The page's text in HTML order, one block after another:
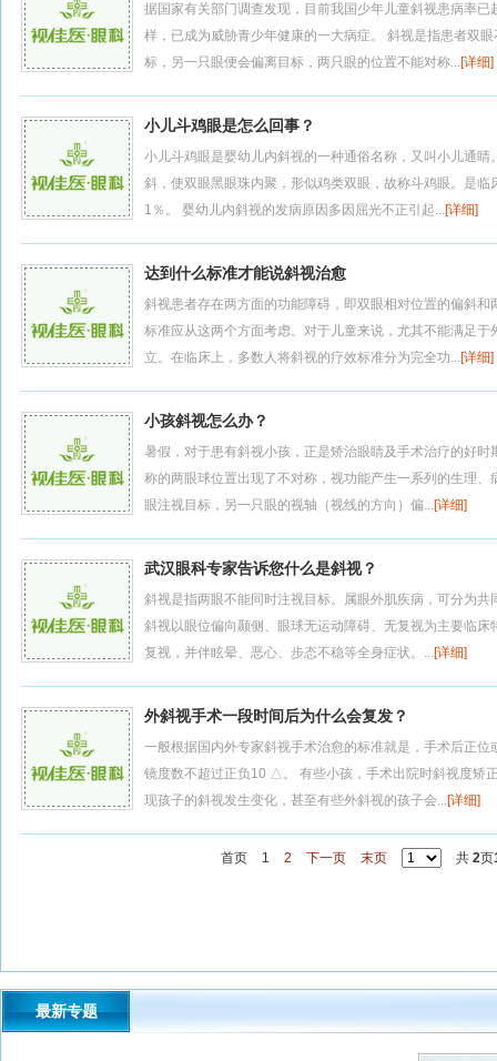
据国家有关部门调查发现，目前我国少年儿童斜视患病率
样，已成为威胁青少年健康的一大病症。 斜视是指患者双
标，另一只眼便会偏离目标，两只眼的位置不能对称...[详细]
小儿斗鸡眼是怎么回事？
小儿斗鸡眼是婴幼儿内斜视的一种通俗名称，又叫小儿通
斜，使双眼黑眼珠内聚，形似鸡类双眼，故称斗鸡眼。是
1％。 婴幼儿内斜视的发病原因多因屈光不正引起...[详细]
达到什么标准才能说斜视治愈
斜视患者存在两方面的功能障碍，即双眼相对位置的偏斜
标准应从这两个方面考虑。对于儿童来说，尤其不能满足
立。在临床上，多数人将斜视的疗效标准分为完全功...[详细]
小孩斜视怎么办？
暑假，对于患有斜视小孩，正是矫治眼睛及手术治疗的好
称的两眼球位置出现了不对称，视功能产生一系列的生理
眼注视目标，另一只眼的视轴（视线的方向）偏...[详细]
武汉眼科专家告诉您什么是斜视？
斜视是指两眼不能同时注视目标。属眼外肌疾病，可分为
斜视以眼位偏向颞侧、眼球无运动障碍、无复视为主要临
复视，并伴眩晕、恶心、步态不稳等全身症状。...[详细]
外斜视手术一段时间后为什么会复发？
一般根据国内外专家斜视手术治愈的标准就是，手术后正
镜度数不超过正负10 △。 有些小孩，手术出院时斜视度矫
现孩子的斜视发生变化，甚至有些外斜视的孩子会...[详细]
首页 1 2 下一页 末页 共 2页
最新专题